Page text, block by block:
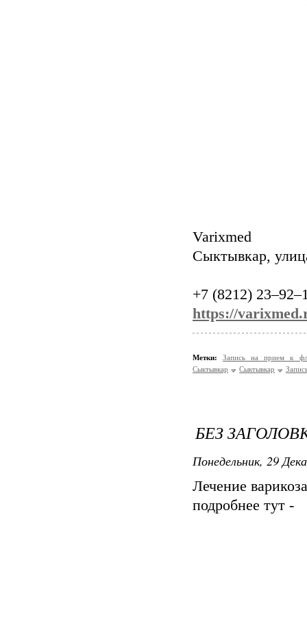
Varixmed
Сыктывкар,
+7 (8212)
https://
Метки:
Запись на прием к
Сыктывкар
Сыктывкар
БЕЗ
Понедельник, 29
Лечение
подробнее тут -